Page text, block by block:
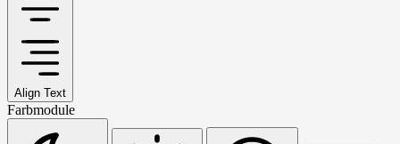
Align Text
Farbmodule